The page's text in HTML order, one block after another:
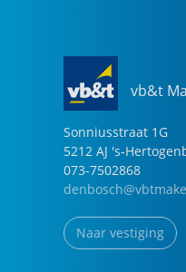
vb&t
Sonniusstraat 1G
5212 AJ 's-
073-7502868
Naar vestiging